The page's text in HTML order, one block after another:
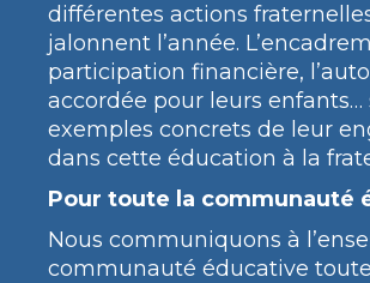
différentes actions
jalonnent l’année.
participation financière,
accordée pour leurs enfants…
exemples concrets de leur
dans cette éducation à la
Pour toute la communauté
Nous communiquons à
communauté éducative